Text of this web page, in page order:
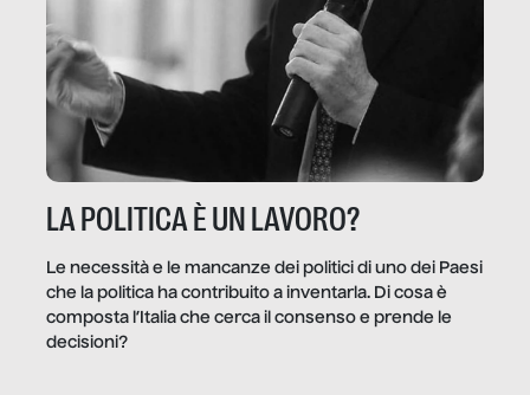
LA POLITICA È UN LAVORO?
Le necessità e le mancanze dei politici di uno dei Paesi
che la politica ha contribuito a inventarla. Di cosa è
composta l’Italia che cerca il consenso e prende le
decisioni?